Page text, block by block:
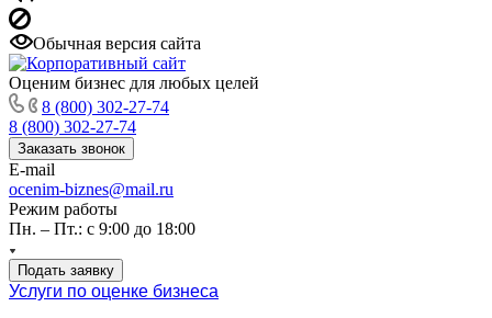
Обычная версия сайта
Оценим бизнес для любых целей
8 (800) 302-27-74
8 (800) 302-27-74
Заказать звонок
E-mail
ocenim-biznes@mail.ru
Режим работы
Пн. – Пт.: с 9:00 до 18:00
Подать заявку
Услуги по оценке бизнеса